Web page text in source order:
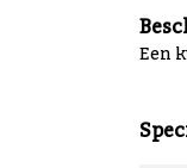
Een